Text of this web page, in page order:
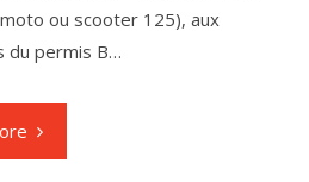
ou scooter 125), aux
du permis B…